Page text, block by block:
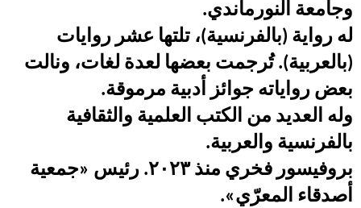
وجامعة النورماندي.
له رواية (بالفرنسية)، تلتها عشر روايات
(بالعربية). تُرجمت بعضها لعدة لغات، ونالت
بعض رواياته جوائز أدبية مرموقة.
وله العديد من الكتب العلمية والثقافية
بالفرنسية والعربية.
بروفيسور فخري منذ ٢٠٢٣
. رئيس «جمعية
أصدقاء المعرّي».